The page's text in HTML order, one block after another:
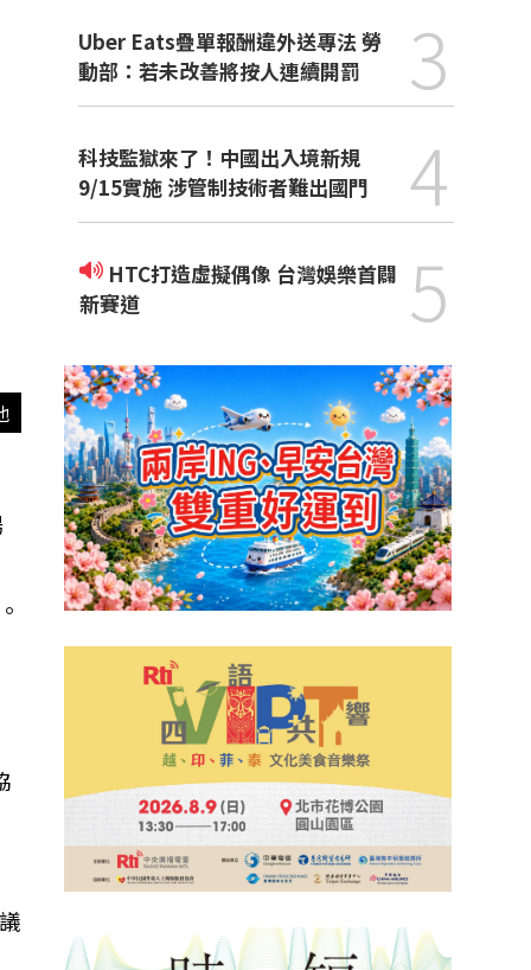
Uber Eats疊單報酬違外送專法 勞
動部：若未改善將按人連續開罰
3
科技監獄來了！中國出入境新規
9/15實施 涉管制技術者難出國門
4
新賽道
5